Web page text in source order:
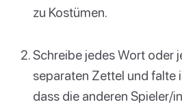
zu Kostümen.
Schreibe jedes Wort oder
separaten Zettel und falte
dass die anderen Spieler/